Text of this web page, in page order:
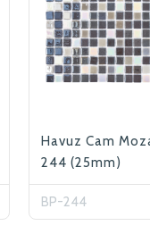
Havuz Cam
244 (25mm)
BP-244